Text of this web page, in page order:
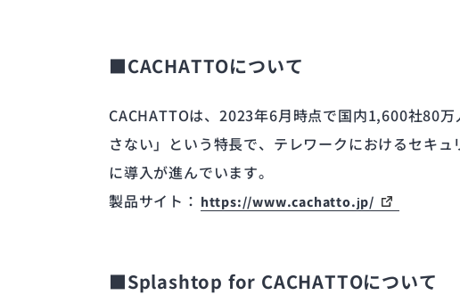
■CACHATTOについて
CACHATTOは、2023年6月時点で国内1,600社80
さない」という特長で、テレワークにおけるセキ
に導入が進んでいます。
製品サイト： https://www.cachatto.jp/
■Splashtop for CACHATTOについて